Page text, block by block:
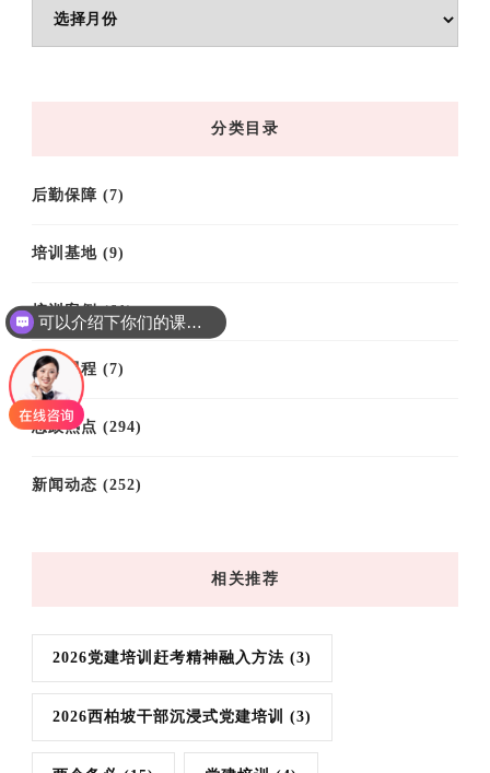
章
分类目录
后勤保障 (7)
培训基地 (9)
培训案例(61)
培训课程 (7)
思政热点 (294)
新闻动态 (252)
相关推荐
2026党建培训赶考精神融入方法 (3)
2026西柏坡干部沉浸式党建培训 (3)
可以介绍下你们的课程吗？